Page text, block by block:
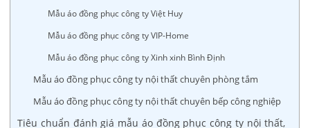
Mẫu áo đồng phục công ty Việt Huy
Mẫu áo đồng phục công ty VIP-Home
Mẫu áo đồng phục công ty Xinh xinh Bình Định
Mẫu áo đồng phục công ty nội thất chuyên phòng tắm
Mẫu áo đồng phục công ty nội thất chuyên bếp công nghiệp
Tiêu chuẩn đánh giá mẫu áo đồng phục công ty nội thất,